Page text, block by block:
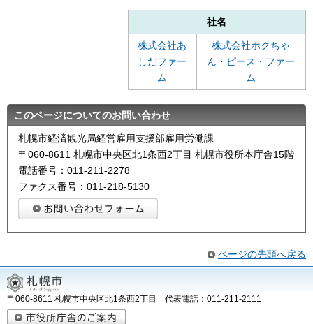
社名
株式会社あ
しだファー
ム
株式会社ホクちゃ
ん・ピース・ファー
ム
このページについてのお問い合わせ
札幌市経済観光局経営雇用支援部雇用労働課
〒060-8611 札幌市中央区北1条西2丁目 札幌市役所本庁舎15階
電話番号：011-211-2278
ファクス番号：011-218-5130
ページの先頭へ戻る
〒060-8611 札幌市中央区北1条西2丁目 代表電話：011-211-2111